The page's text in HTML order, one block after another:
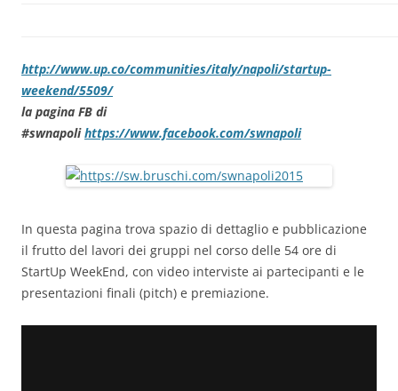
http://www.up.co/communities/italy/napoli/startup-
weekend/5509/
la pagina FB di
#swnapoli https://www.facebook.com/swnapoli
In questa pagina trova spazio di dettaglio e pubblicazione
il frutto del lavori dei gruppi nel corso delle 54 ore di
StartUp WeekEnd, con video interviste ai partecipanti e le
presentazioni finali (pitch) e premiazione.